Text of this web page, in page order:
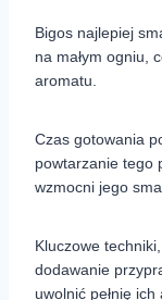
Bigos najlepiej
na małym ogniu,
aromatu.
Czas gotowania
powtarzanie tego
wzmocni jego
Kluczowe
dodawanie
uwolnić pełnię ich